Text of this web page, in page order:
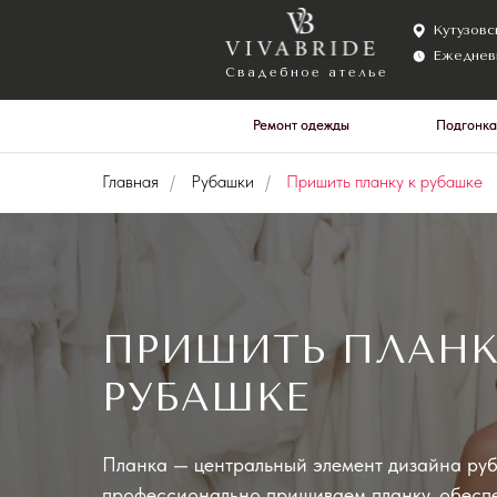
Свадебное ателье
Кутузовский
Ежедневно с
Главная / Рубашки / Пришить планку к рубашке
ПРИШИТЬ
РУБАШКЕ
Планка — центральный элемент дизайна